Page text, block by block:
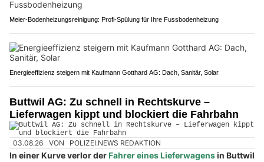
Meier-Bodenheizungsreinigung: Profi-Spülung für Ihre Fussbodenheizung
Energieeffizienz steigern mit Kaufmann Gotthard AG: Dach, Sanitär, Solar
Buttwil AG: Zu schnell in Rechtskurve –
Lieferwagen kippt und blockiert die Fahrbahn
03.08.26 VON POLIZEI.NEWS REDAKTION
In einer Kurve verlor derFahrer eines Lieferwagensin Buttwil